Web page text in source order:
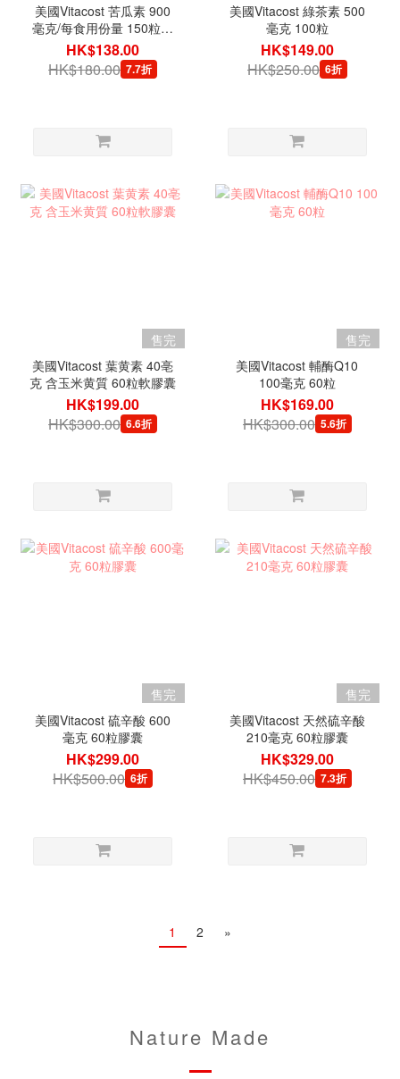
美國Vitacost 苦瓜素 900
毫克/每食用份量 150粒膠
囊
HK$138.00
HK$180.00 7.7折
美國Vitacost 綠茶素 500
毫克 100粒
HK$149.00
HK$250.00 6折
售完
美國Vitacost 葉黄素 40亳
克 含玉米黄質 60粒軟膠囊
HK$199.00
HK$300.00 6.6折
售完
美國Vitacost 輔酶Q10
100毫克 60粒
HK$169.00
HK$300.00 5.6折
售完
美國Vitacost 硫辛酸 600
毫克 60粒膠囊
HK$299.00
HK$500.00 6折
售完
美國Vitacost 天然硫辛酸
210毫克 60粒膠囊
HK$329.00
HK$450.00 7.3折
1 2 »
Nature Made